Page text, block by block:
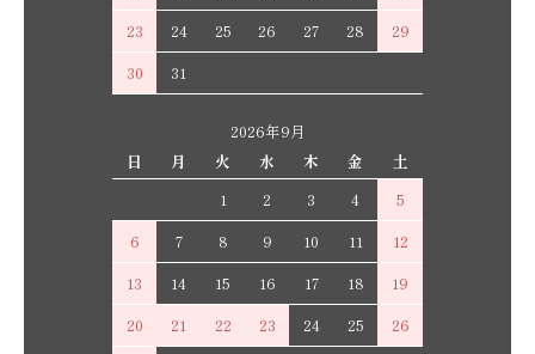
23
24 25 26 27 28
29
30
31
2026年9月
日
月 火 水 木 金
土
1
2 3 4
5
6
7 8 9 10 11
12
13
14 15 16 17 18
19
20
21 22 23 24 25
26